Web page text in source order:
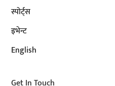
स्पोर्ट्स
इभेन्ट
English
Get In Touch